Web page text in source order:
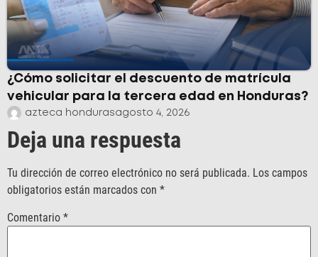
¿Cómo solicitar el descuento de matrícula
vehicular para la tercera edad en Honduras?
azteca hondurasagosto 4, 2026
Deja una respuesta
Tu dirección de correo electrónico no será publicada. Los campos
obligatorios están marcados con *
Comentario *